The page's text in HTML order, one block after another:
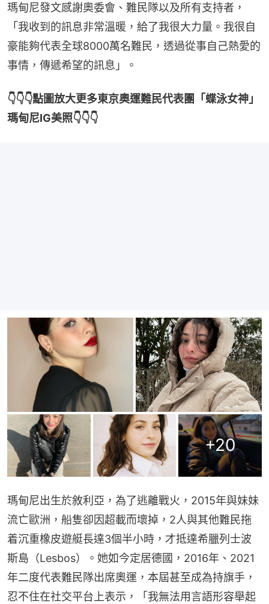
瑪甸尼發文感謝奧委會、難民隊以及所有支持者，
「我收到的訊息非常溫暖，給了我很大力量。我很自
豪能夠代表全球8000萬名難民，透過從事自己熱愛的
事情，傳遞希望的訊息」。
👇👇👇點圖放大更多東京奧運難民代表團「蝶泳女神」
瑪甸尼IG美照👇👇👇
+20
瑪甸尼出生於敘利亞，為了逃離戰火，2015年與妹妹
流亡歐洲，船隻卻因超載而壞掉，2人與其他難民拖
着沉重橡皮遊艇長達3個半小時，才抵達希臘列士波
斯島（Lesbos）。她如今定居德國，2016年、2021
年二度代表難民隊出席奧運，本屆甚至成為持旗手，
忍不住在社交平台上表示，「我無法用言語形容舉起